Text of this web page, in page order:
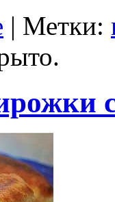
| Метки: